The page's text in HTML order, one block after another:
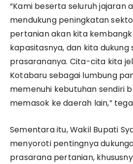
“Kami beserta seluruh jajaran
mendukung peningkatan
pertanian akan kita
kapasitasnya, dan kita dukung
prasarananya. Cita-cita kita
Kotabaru sebagai lumbung
memenuhi kebutuhan sendiri
memasok ke daerah lain,”
Sementara itu, Wakil Bupati
menyoroti pentingnya
prasarana pertanian,